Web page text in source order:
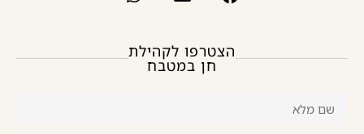
הצטרפו לקהילת
חן במטבח